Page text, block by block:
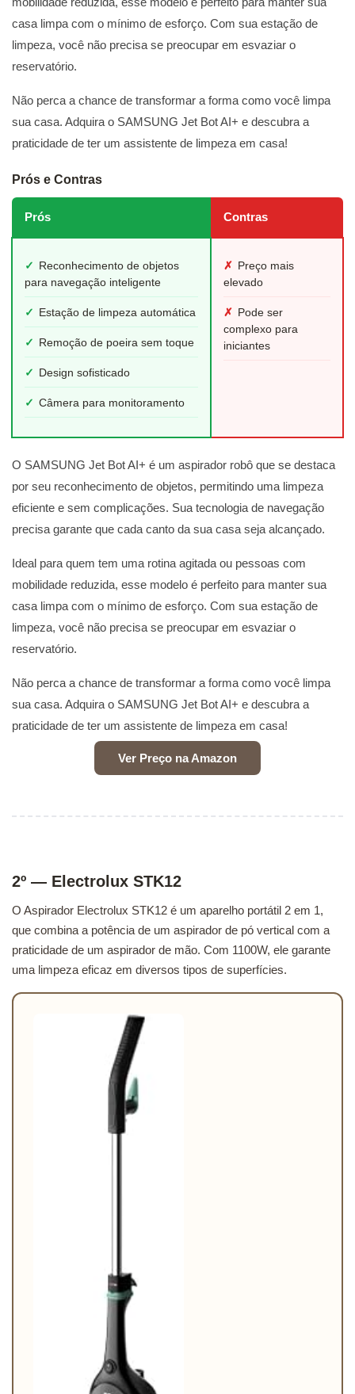
casa limpa com o mínimo de esforço. Com sua estação de
limpeza, você não precisa se preocupar em esvaziar o
reservatório.
Não perca a chance de transformar a forma como você limpa
sua casa. Adquira o SAMSUNG Jet Bot AI+ e descubra a
praticidade de ter um assistente de limpeza em casa!
Prós e Contras
Prós Contras
✓
Reconhecimento de objetos
para navegação inteligente
✓ Estação de limpeza automática
✓ Remoção de poeira sem toque
✓ Design sofisticado
✓ Câmera para monitoramento
✗ Preço mais
elevado
✗ Pode ser
complexo para
iniciantes
O SAMSUNG Jet Bot AI+ é um aspirador robô que se destaca
por seu reconhecimento de objetos, permitindo uma limpeza
eficiente e sem complicações. Sua tecnologia de navegação
precisa garante que cada canto da sua casa seja alcançado.
Ideal para quem tem uma rotina agitada ou pessoas com
mobilidade reduzida, esse modelo é perfeito para manter sua
casa limpa com o mínimo de esforço. Com sua estação de
limpeza, você não precisa se preocupar em esvaziar o
reservatório.
Não perca a chance de transformar a forma como você limpa
sua casa. Adquira o SAMSUNG Jet Bot AI+ e descubra a
praticidade de ter um assistente de limpeza em casa!
Ver Preço na Amazon
2º — Electrolux STK12
O Aspirador Electrolux STK12 é um aparelho portátil 2 em 1,
que combina a potência de um aspirador de pó vertical com a
praticidade de um aspirador de mão. Com 1100W, ele garante
uma limpeza eficaz em diversos tipos de superfícies.